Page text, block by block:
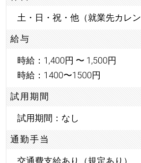
土・日・祝・他（就業先カレン
給与
時給：1,400円 〜 1,500円
時給：1400〜1500円
試用期間
試用期間：なし
通勤手当
交通費支給あり（規定あり）